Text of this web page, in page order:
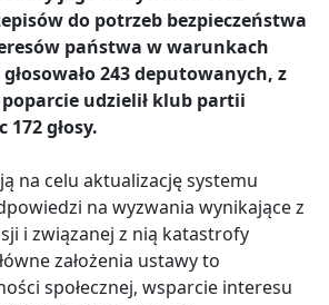
do potrzeb bezpieczeństwa
państwa w warunkach
243 deputowanych, z
udzielił klub partii
głosy.
na celu aktualizację systemu
na wyzwania wynikające z
i związanej z nią katastrofy
założenia ustawy to
społecznej, wsparcie interesu